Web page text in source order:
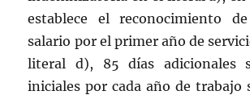
establece el reconocimiento
salario por el primer año de
literal d), 85 días adicionales
iniciales por cada año de trabajo